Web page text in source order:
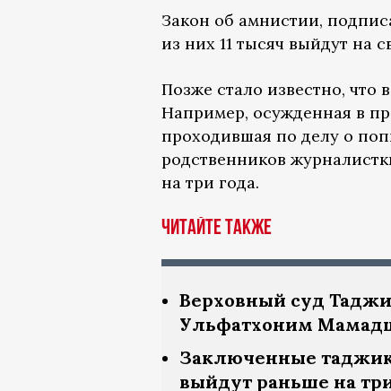
Закон об амнистии,
из них 11 тысяч выйдут на
Позже стало известно, что
Например, осужденная в
проходившая по делу о
родственников
на три года.
Читайте также
Верховный суд
Ульфатхоним
Заключенные
выйдут раньше на